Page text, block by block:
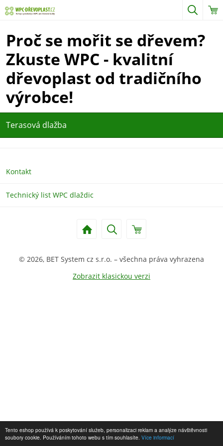
Tento eshop používá k poskytování služeb, personalizaci reklam a analýze návštěvnosti
soubory cookie. Používáním tohoto webu s tím souhlasíte. Více informací
Proč se mořit se dřevem?
Zkuste WPC - kvalitní
dřevoplast od tradičního
výrobce!
Terasová dlažba
Kontakt
Technický list WPC dlaždic
© 2026, BET System cz s.r.o. – všechna práva vyhrazena
Zobrazit klasickou verzi